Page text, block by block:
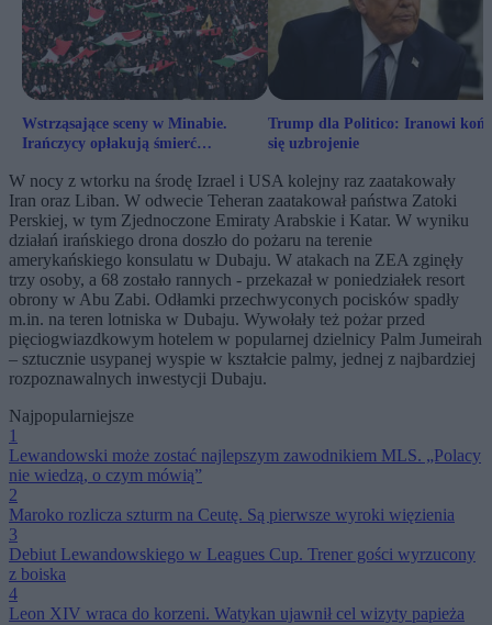
Wstrząsające sceny w Minabie.
Irańczycy opłakują śmierć
Trump dla Politico: Iranowi
się uzbrojenie
W nocy z wtorku na środę Izrael i USA kolejny raz zaatakowały
Iran oraz Liban. W odwecie Teheran zaatakował państwa Zatoki
Perskiej, w tym Zjednoczone Emiraty Arabskie i Katar. W wyniku
działań irańskiego drona doszło do pożaru na terenie
amerykańskiego konsulatu w Dubaju. W atakach na ZEA zginęły
trzy osoby, a 68 zostało rannych - przekazał w poniedziałek resort
obrony w Abu Zabi. Odłamki przechwyconych pocisków spadły
m.in. na teren lotniska w Dubaju. Wywołały też pożar przed
pięciogwiazdkowym hotelem w popularnej dzielnicy Palm Jumeirah
– sztucznie usypanej wyspie w kształcie palmy, jednej z najbardziej
rozpoznawalnych inwestycji Dubaju.
Najpopularniejsze
1
Lewandowski może zostać najlepszym zawodnikiem MLS. „Polacy
nie wiedzą, o czym mówią”
2
Maroko rozlicza szturm na Ceutę. Są pierwsze wyroki więzienia
3
Debiut Lewandowskiego w Leagues Cup. Trener gości wyrzucony
z boiska
4
Leon XIV wraca do korzeni. Watykan ujawnił cel wizyty papieża